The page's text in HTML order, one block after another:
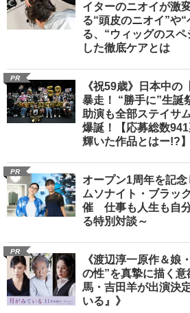
イターのニオイが激
る“頭皮のニオイ”や
る、“ウィッグのス
した徹底ケアとは
PR
《祝59歳》日本中の
暴走！ “勝手に”生誕
助演も全部ステイサ
爆誕！【応募総数
輝いた作品とはー!?】
PR
オープン1周年を記
ムソナイト・ブラッ
催 仕事も人生も自
る特別対談～
PR
《渡辺淳一原作＆娘
の性”を真摯に描く
馬・吉田羊が出演決
いる』》